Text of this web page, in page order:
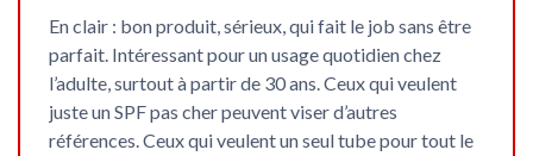
En clair : bon produit, sérieux, qui fait le job sans être
parfait. Intéressant pour un usage quotidien chez
l’adulte, surtout à partir de 30 ans. Ceux qui veulent
juste un SPF pas cher peuvent viser d’autres
références. Ceux qui veulent un seul tube pour tout le